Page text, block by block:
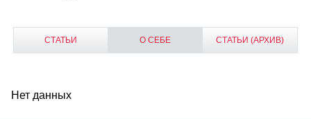
СТАТЬИ О СЕБЕ СТАТЬИ (АРХИВ)
Нет данных